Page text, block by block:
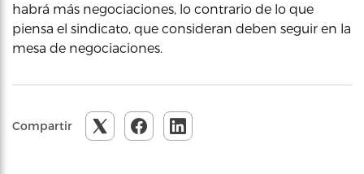
habrá más negociaciones, lo contrario de lo que
piensa el sindicato, que consideran deben seguir en la
mesa de negociaciones.
Compartir